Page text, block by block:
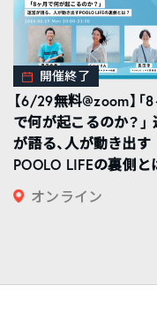
開催終了
【6/29無料@zoom】「
で何が起こるのか？」
が語る、人が動き出す
POOLO LIFEの裏側と
オンライン